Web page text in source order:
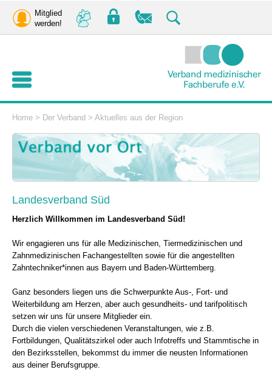
Mitglied
werden!
Home > Der Verband > Aktuelles aus der Region
Landesverband Süd
Herzlich Willkommen im Landesverband Süd!
Wir engagieren uns für alle Medizinischen, Tiermedizinischen und
Zahnmedizinischen Fachangestellten sowie für die angestellten
Zahntechniker*innen aus Bayern und Baden-Württemberg.
Ganz besonders liegen uns die Schwerpunkte Aus-, Fort- und
Weiterbildung am Herzen, aber auch gesundheits- und tarifpolitisch
setzen wir uns für unsere Mitglieder ein.
Durch die vielen verschiedenen Veranstaltungen, wie z.B.
Fortbildungen, Qualitätszirkel oder auch Infotreffs und Stammtische in
den Bezirksstellen, bekommst du immer die neusten Informationen
aus deiner Berufsgruppe.